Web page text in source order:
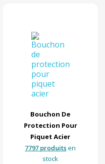
Bouchon De
Protection Pour
Piquet Acier
7797 produitsen
stock